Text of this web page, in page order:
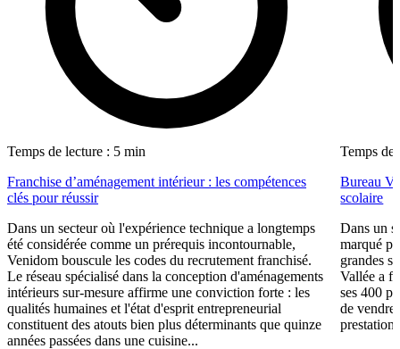
Temps de lecture : 5 min
Franchise d’aménagement intérieur : les compétences
clés pour réussir
Dans un secteur où l'expérience technique a longtemps
été considérée comme un prérequis incontournable,
Venidom bouscule les codes du recrutement franchisé.
Le réseau spécialisé dans la conception d'aménagements
intérieurs sur-mesure affirme une conviction forte : les
qualités humaines et l'état d'esprit entrepreneurial
constituent des atouts bien plus déterminants que quinze
années passées dans une cuisine...
Temps de
Bureau
scolaire
Dans un
marqué
grandes
Vallée a
ses 400
de vendre